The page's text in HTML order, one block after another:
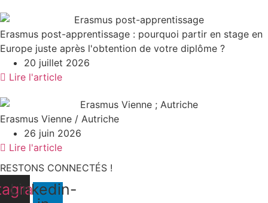
Erasmus post-apprentissage : pourquoi partir en stage en
Europe juste après l'obtention de votre diplôme ?
20 juillet 2026
Lire l'article
Erasmus Vienne / Autriche
26 juin 2026
Lire l'article
RESTONS CONNECTÉS !
Linkedin-